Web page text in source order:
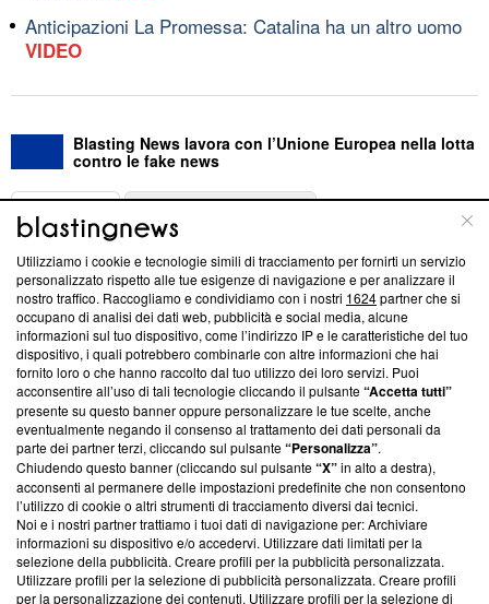
Anticipazioni La Promessa: Catalina ha un altro uomo
VIDEO
Blasting News lavora con l’Unione Europea nella lotta
contro le fake news
ABOUT
Questa sezione offre informazioni trasparenti su Blasting
News, sui nostri processi editoriali e su come ci impegniamo a
creare news di qualità. Inoltre, afferma la nostra aderenza a
‘Trust Project - News with Integrity’Blasting News non è
ancora membro del programma, ma ha richiesto di farne
parte; Trust Project non ha ancora effettuato una verifica di
conformità agli standard.
Su di noi
Team editoriale
Corporate
Redazione
Utilizziamo i cookie e tecnologie simili di tracciamento per fornirti un servizio
personalizzato rispetto alle tue esigenze di navigazione e per analizzare il
nostro traffico. Raccogliamo e condividiamo con i nostri 1624partner che si
occupano di analisi dei dati web, pubblicità e social media, alcune
informazioni sul tuo dispositivo, come l’indirizzo IP e le caratteristiche del tuo
dispositivo, i quali potrebbero combinarle con altre informazioni che hai
fornito loro o che hanno raccolto dal tuo utilizzo dei loro servizi. Puoi
acconsentire all’uso di tali tecnologie cliccando il pulsante“Accetta tutti”
presente su questo banner oppure personalizzare le tue scelte, anche
eventualmente negando il consenso al trattamento dei dati personali da
parte dei partner terzi, cliccando sul pulsante“Personalizza”.
Chiudendo questo banner (cliccando sul pulsante“X”in alto a destra),
acconsenti al permanere delle impostazioni predefinite che non consentono
l’utilizzo di cookie o altri strumenti di tracciamento diversi dai tecnici.
Noi e i nostri partner trattiamo i tuoi dati di navigazione per: Archiviare
informazioni su dispositivo e/o accedervi. Utilizzare dati limitati per la
selezione della pubblicità. Creare profili per la pubblicità personalizzata.
Utilizzare profili per la selezione di pubblicità personalizzata. Creare profili
per la personalizzazione dei contenuti. Utilizzare profili per la selezione di